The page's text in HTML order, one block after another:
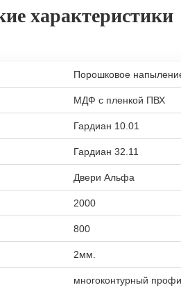
характеристики
Порошковое
МДФ с пленкой ПВХ
Гардиан 10.01
Гардиан 32.11
Двери Альфа
2000
800
2мм.
многоконтурный